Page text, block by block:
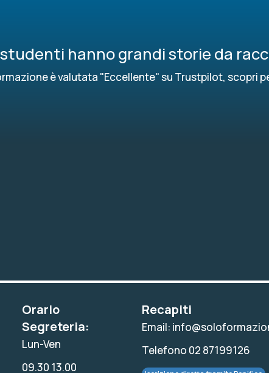
hanno grandi storie da
è valutata "Eccellente" su Trustpilot, scopri
Orario
Segreteria:
Lun-Ven
09.30 13.00
Recapiti
Email:
Telefono 02 87199126